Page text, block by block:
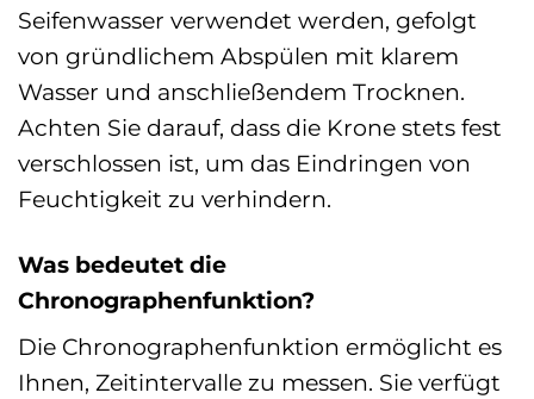
Seifenwasser verwendet werden, gefolgt
von gründlichem Abspülen mit klarem
Wasser und anschließendem Trocknen.
Achten Sie darauf, dass die Krone stets fest
verschlossen ist, um das Eindringen von
Feuchtigkeit zu verhindern.
Was bedeutet die
Chronographenfunktion?
Die Chronographenfunktion ermöglicht es
Ihnen, Zeitintervalle zu messen. Sie verfügt